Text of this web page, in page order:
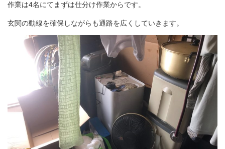
作業は4名にてまずは仕分け作業からです。
玄関の動線を確保しながらも通路を広くしていきます。